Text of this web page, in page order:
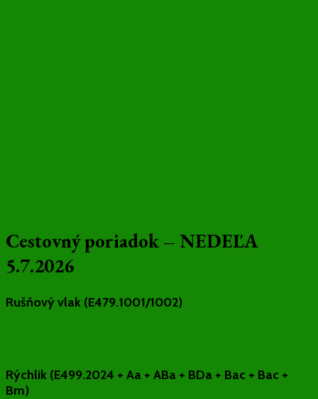
Cestovný poriadok – NEDEĽA
5.7.2026
Rušňový vlak (E479.1001/1002)
Rýchlik (E499.2024 + Aa + ABa + BDa + Bac + Bac +
Bm)